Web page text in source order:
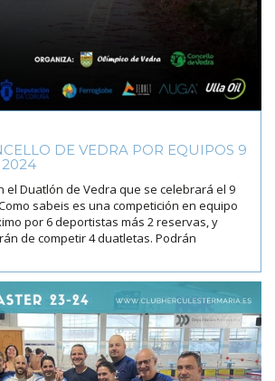
DE VEDRA POR EQUIPOS 9
2024
el Duatlón de Vedra que se celebrará el 9
sabeis es una competición en equipo
por 6 deportistas más 2 reservas, y
de competir 4 duatletas. Podrán